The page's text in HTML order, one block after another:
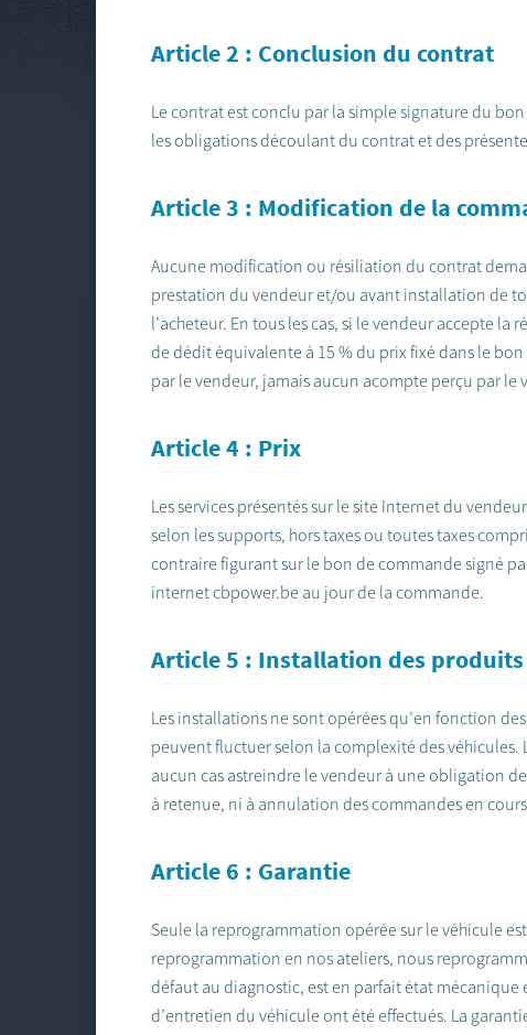
Article 2 : Conclusion du contrat
Le contrat est conclu par la simple signature du
les obligations découlant du contrat et des
Article 3 : Modification de la
Aucune modification ou résiliation du contrat
prestation du vendeur et/ou avant installation de
l’acheteur. En tous les cas, si le vendeur accepte
de dédit équivalente à 15 % du prix fixé dans le
par le vendeur, jamais aucun acompte perçu par le
Article 4 : Prix
Les services présentés sur le site Internet du
selon les supports, hors taxes ou toutes taxes
contraire figurant sur le bon de commande signé
internet cbpower.be au jour de la commande.
Article 5 : Installation des produits
Les installations ne sont opérées qu’en fonction
peuvent fluctuer selon la complexité des
aucun cas astreindre le vendeur à une obligation
à retenue, ni à annulation des commandes en
Article 6 : Garantie
Seule la reprogrammation opérée sur le véhicule
reprogrammation en nos ateliers, nous
défaut au diagnostic, est en parfait état
d’entretien du véhicule ont été effectués. La